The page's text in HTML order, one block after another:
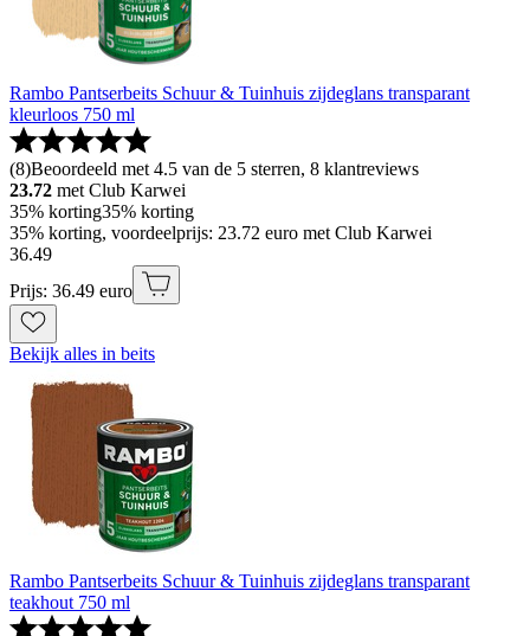
Rambo Pantserbeits Schuur & Tuinhuis zijdeglans transparant
kleurloos 750 ml
(8)Beoordeeld met 4.5 van de 5 sterren, 8 klantreviews
23.72 met Club Karwei
35% korting35% korting
35% korting, voordeelprijs: 23.72 euro met Club Karwei
36.49
Prijs: 36.49 euro
Bekijk alles in beits
Rambo Pantserbeits Schuur & Tuinhuis zijdeglans transparant
teakhout 750 ml